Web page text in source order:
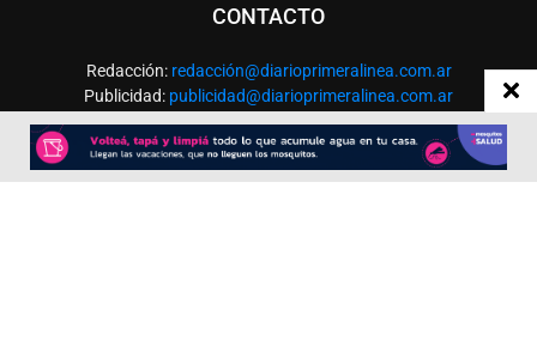
CONTACTO
Redacción: redacción@diarioprimeralinea.com.ar
Publicidad: publicidad@diarioprimeralinea.com.ar
Dirección:Av. San Martín 317 - Resistencia - Chaco - Arg